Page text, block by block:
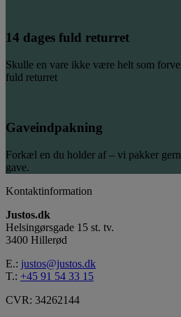
14 dages fuld returret
Skulle en vare ikke være helt som
fuld returret
Gaveindpakning
Forkæl en du holder af – vi pakker
gave.
Kontaktinformation
Justos.dk
Helsingørsgade 15 st. tv.
3400 Hillerød
E.: justos@justos.dk
T.: +45 91 54 33 15
CVR: 34262144